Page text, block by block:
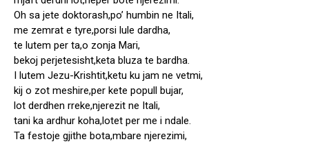
Oh sa jete doktorash,po’ humbin ne Itali,
me zemrat e tyre,porsi lule dardha,
te lutem per ta,o zonja Mari,
bekoj perjetesisht,keta bluza te bardha.
I lutem Jezu-Krishtit,ketu ku jam ne vetmi,
kij o zot meshire,per kete popull bujar,
lot derdhen rreke,njerezit ne Itali,
tani ka ardhur koha,lotet per me i ndale.
Ta festoje gjithe bota,mbare njerezimi,